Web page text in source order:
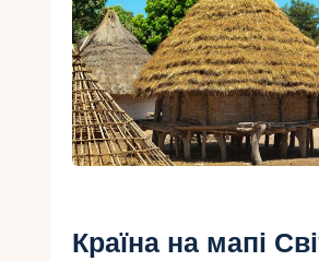
Інфо
Блог
Контакти
Країна на мапі